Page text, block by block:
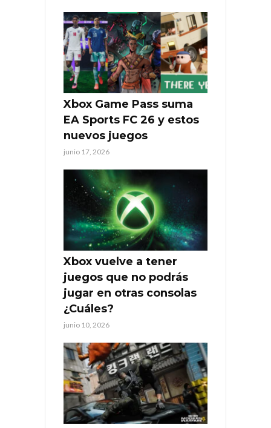
Xbox Game Pass suma
EA Sports FC 26 y estos
nuevos juegos
junio 17, 2026
Xbox vuelve a tener
juegos que no podrás
jugar en otras consolas
¿Cuáles?
junio 10, 2026